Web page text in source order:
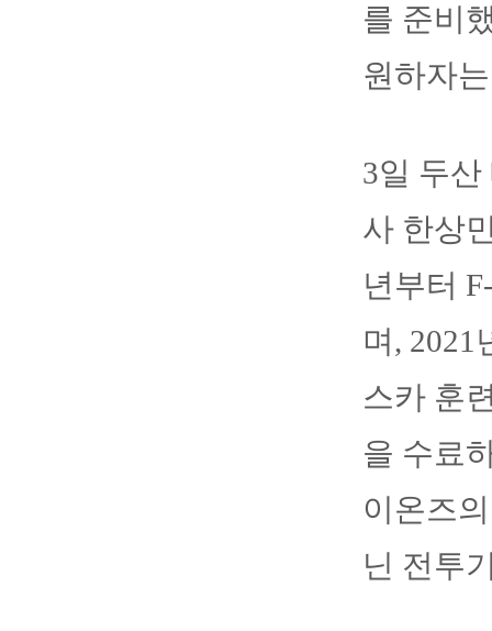
를 준비
원하자
3일 두
사 한상
년부터
며,
스카 훈
을 수료
이온즈
닌 전투